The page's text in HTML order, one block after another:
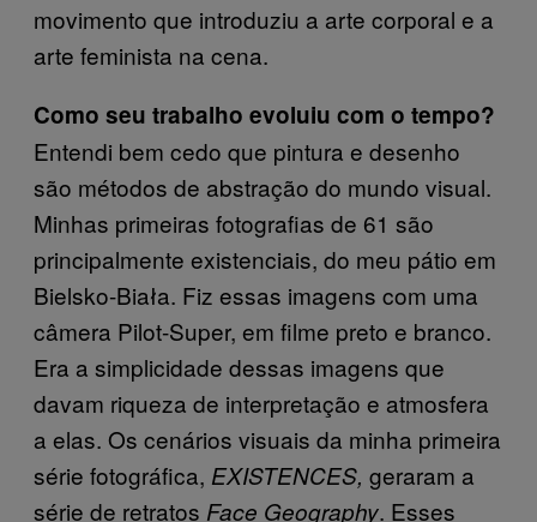
movimento que introduziu a arte corporal e a
arte feminista na cena.
Como seu trabalho evoluiu com o tempo?
Entendi bem cedo que pintura e desenho
são métodos de abstração do mundo visual.
Minhas primeiras fotografias de 61 são
principalmente existenciais, do meu pátio em
Bielsko-Biała. Fiz essas imagens com uma
câmera Pilot-Super, em filme preto e branco.
Era a simplicidade dessas imagens que
davam riqueza de interpretação e atmosfera
a elas. Os cenários visuais da minha primeira
série fotográfica, EXISTENCES, geraram a
série de retratos Face Geography. Esses